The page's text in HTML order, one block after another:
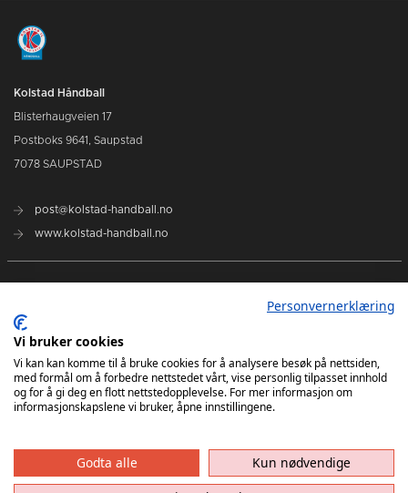
Kolstad Håndball
Blisterhaugveien 17
Postboks 9641, Saupstad
7078 SAUPSTAD
post@kolstad-handball.no
www.kolstad-handball.no
Om Kolstad Håndball
Billetter og sesongkort kjøpes her
Personvernerklæring
Vi bruker cookies
Vi kan kan komme til å bruke cookies for å analysere besøk på nettsiden,
med formål om å forbedre nettstedet vårt, vise personlig tilpasset innhold
og for å gi deg en flott nettstedopplevelse. For mer informasjon om
informasjonskapslene vi bruker, åpne innstillingene.
Godta alle
Kun nødvendige